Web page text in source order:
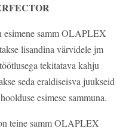
samm OLAPLEX
lisandina värvidele jm
tekitatava kahju
seda eraldiseisva juukseid
esimese sammuna.
teine samm OLAPLEX